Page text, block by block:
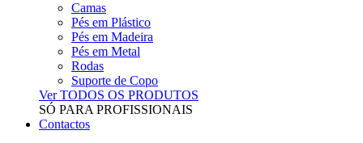
Camas
Pés em Plástico
Pés em Madeira
Pés em Metal
Rodas
Suporte de Copo
Ver TODOS OS PRODUTOS
SÓ PARA PROFISSIONAIS
Contactos